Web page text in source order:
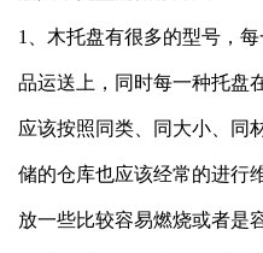
1、木托盘有很多的型号，
品运送上，同时每一种托盘
应该按照同类、同大小、同
储的仓库也应该经常的进行
放一些比较容易燃烧或者是